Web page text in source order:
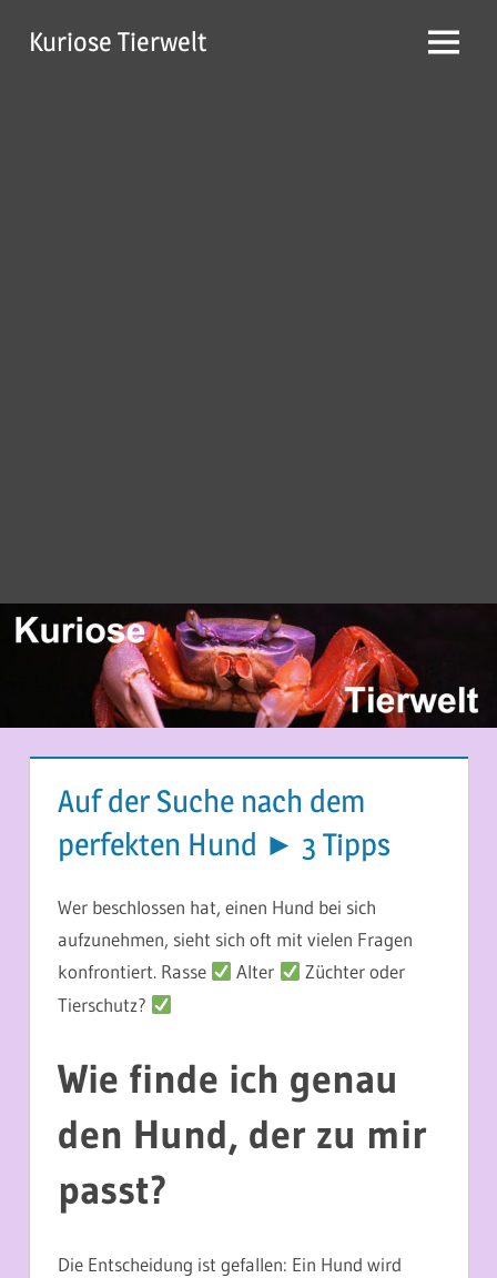
InhaltKuriose Tierwelt Menü
Auf der Suche nach dem
perfekten Hund ► 3 Tipps
Wer beschlossen hat, einen Hund bei sich
aufzunehmen, sieht sich oft mit vielen Fragen
konfrontiert. Rasse
Alter
Züchter oder
Tierschutz?
Wie finde ich genau
den Hund, der zu mir
passt?
Die Entscheidung ist gefallen: Ein Hund wird